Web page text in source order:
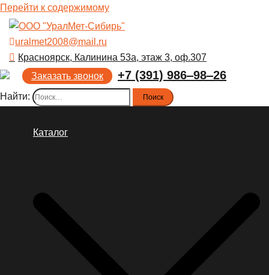
Перейти к содержимому
uralmet2008@mail.ru
Красноярск, Калинина 53а, этаж 3, оф.307
Заказать звонок
+7 (391) 986‒98‒26
Найти:
Каталог